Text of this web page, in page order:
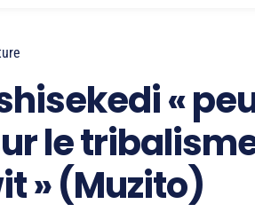
«
le
» (Muzito)